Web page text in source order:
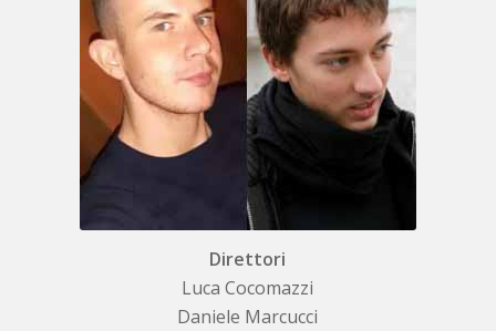
Direttori
Luca Cocomazzi
Daniele Marcucci